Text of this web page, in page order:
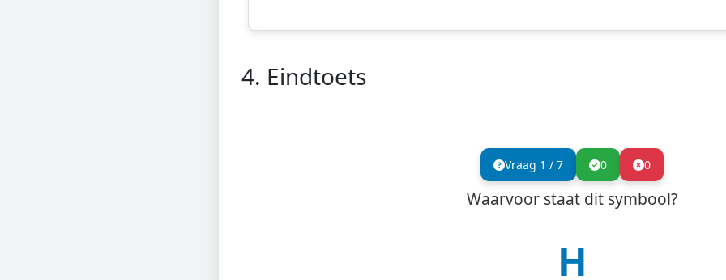
4. Eindtoets
Vraag 1 / 7 0 0
Waarvoor staat dit symbool?
H